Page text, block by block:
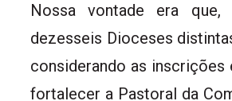
Nossa vontade era que,
dezesseis Dioceses
considerando as inscrições
fortalecer a Pastoral da